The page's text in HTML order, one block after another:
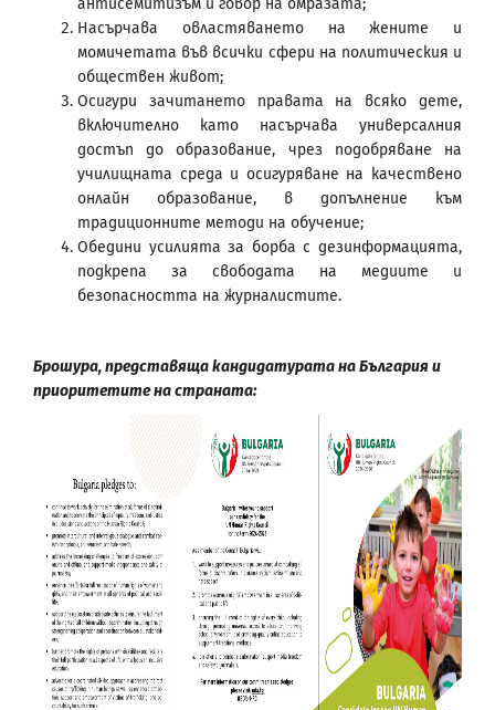
Насърчава овластяването на жените и
момичетата във всички сфери на политическия и
обществен живот;
Осигури зачитането правата на всяко дете,
включително като насърчава универсалния
достъп до образование, чрез подобряване на
училищната среда и осигуряване на качествено
онлайн образование, в допълнение към
традиционните методи на обучение;
Обедини усилията за борба с дезинформацията,
подкрепа за свободата на медиите и
безопасността на журналистите.
Брошура, представяща кандидатурата на България и
приоритетите на страната: